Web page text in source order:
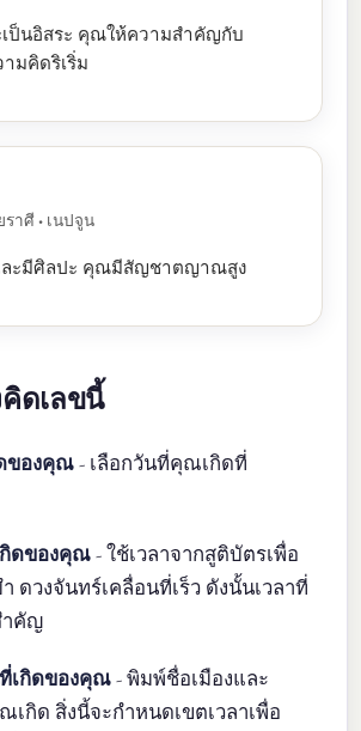
เป็นอิสระ คุณให้ความสำคัญกับ
มคิดริเริ่ม
ราศี • เนปจูน
ละมีศิลปะ คุณมีสัญชาตญาณสูง
ดเลขนี้
ของคุณ- เลือกวันที่คุณเกิดที่
กิดของคุณ- ใช้เวลาจากสูติบัตรเพื่อ
ดวงจันทร์เคลื่อนที่เร็ว ดังนั้นเวลาที่
ำคัญ
เกิดของคุณ- พิมพ์ชื่อเมืองและ
เกิด สิ่งนี้จะกำหนดเขตเวลาเพื่อ